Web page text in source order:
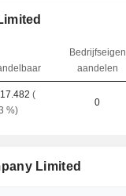
Bedrijfseigen
aandelen
(
%)
0
Limited